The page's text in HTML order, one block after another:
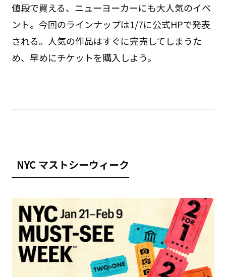
値段で買える、ニューヨーカーにも大人気のイベ
ント。今回のラインナップは1/7に公式HPで発表
される。人気の作品はすぐに完売してしまうた
め、早めにチケットを購入しよう。
NYC マストシーウィーク